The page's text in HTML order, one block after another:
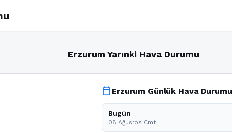
Erzurum Yarınki Hava Durumu
calendar_today Erzurum Günlük Hava Durumu
Bugün
08 Ağustos Cmt